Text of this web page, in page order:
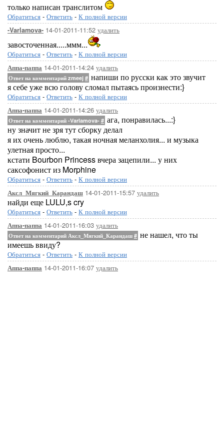
только написан транслитом
Обратиться - Ответить - К полной версии
-Varlamova- 14-01-2011-11:52 удалить
завосточенная.....ммм...
Обратиться - Ответить - К полной версии
Аппа-паппа 14-01-2011-14:24 удалить
Ответ на комментарий zmeej # напиши по русски как это звучит
я себе уже всю голову сломал пытаясь произнести:}
Обратиться - Ответить - К полной версии
Аппа-паппа 14-01-2011-14:26 удалить
Ответ на комментарий -Varlamova- # ага, понравилась...:}
ну значит не зря тут сборку делал
я их очень люблю, такая ночная меланхолия... и музыка
улетная просто...
кстати Bourbon Princess вчера зацепили... у них
саксофонист из Morphine
Обратиться - Ответить - К полной версии
Аксл_Мягкий_Карандаш 14-01-2011-15:57 удалить
найди еще LULU,s cry
Обратиться - Ответить - К полной версии
Аппа-паппа 14-01-2011-16:03 удалить
Ответ на комментарий Аксл_Мягкий_Карандаш # не нашел, что ты
имеешь ввиду?
Обратиться - Ответить - К полной версии
Аппа-паппа 14-01-2011-16:07 удалить